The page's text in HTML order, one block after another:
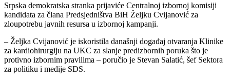
Srpska demokratska stranka prijaviće Centralnoj izbornoj komisiji
kandidata za člana Predsjedništva BiH Željku Cvijanović za
zloupotrebu javnih resursa u izbornoj kampanji.
– Željka Cvijanović je iskoristila današnji događaj otvaranja Klinike
za kardiohirurgiju na UKC za slanje predizbornih poruka što je
protivno izbornim pravilima – poručio je Stevan Salatić, šef Sektora
za politiku i medije SDS.